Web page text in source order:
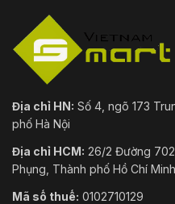
Lưu trữ
trên tàu
Khe cắm
microSD/
256 GB
Âm thanh
nối 3,5 mm
hợp
Có, 1
Báo thức 2 đầu vào,
Địa chỉ HN: Số 4, ngõ 173
phố Hà Nội
Địa chỉ HCM: 26/2 Đường
Phụng, Thành phố Hồ Chí Minh
Mã số thuế: 0102710129